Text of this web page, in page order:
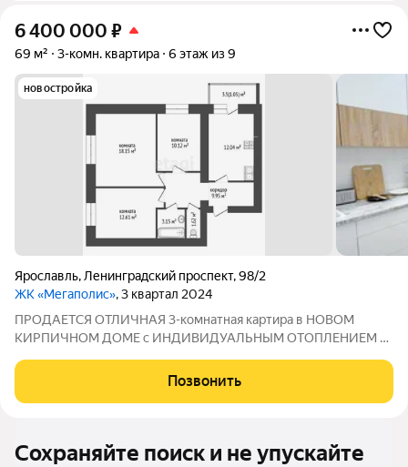
6 400 000 ₽
69 м² 3-комн. квартира 6 этаж из 9
новостройка
Ярославль, Ленинградский проспект,98/2
ЖК «Мегаполис», 3 квартал 2024
ПPОДАЕТСЯ ОТЛИЧНАЯ 3-комнатная картира в НОВОМ
КИРПИЧНОМ ДОМЕ с ИНДИВИДУАЛЬНЫМ ОТОПЛЕНИЕМ в
комнаты 18, 10 и 13 кв.м./ кухня 13 кв.м.(выход на лоджию с
кухни)/ лоджия 3,5 кв.м./ коридор 9,95 кв.м./
Позвонить
Сохраняйте поиск и не упускайте